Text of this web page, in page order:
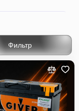
Фильтр